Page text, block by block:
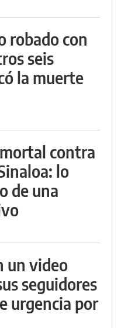
robado con
seis
la muerte
contra
lo
de una
un video
seguidores
urgencia por